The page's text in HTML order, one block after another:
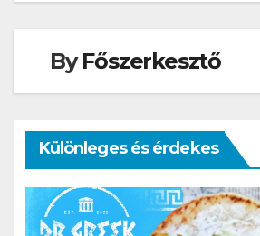
ByFőszerkesztő
Különleges és érdekes